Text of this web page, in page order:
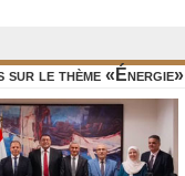
le thème «Énergie»